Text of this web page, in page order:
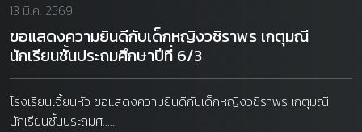
13 มี.ค. 2569
ขอแสดงความยินดีกับเด็กหญิงวชิราพร เกตุมณี
นักเรียนชั้นประถมศึกษาปีที่ 6/3
โรงเรียนเจี้ยนหัว ขอแสดงความยินดีกับเด็กหญิงวชิราพร เกตุมณี
นักเรียนชั้นประถมศ......